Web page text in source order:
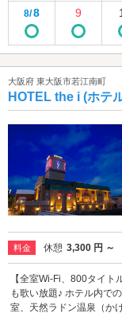
8/8 9
大阪府 東大阪市若江南町
HOTEL the i (ホテ
料金 休憩 3,300 円 ～
【全室Wi-Fi、800タイト
も歌い放題♪ ホテル内で
室、天然ラドン温泉（か